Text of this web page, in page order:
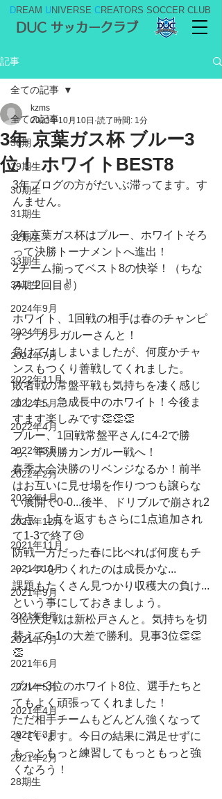
DREAM UNIVERSE CREATORS SOCCER CLUB
DUC サッカークラブ
記事
全ての記事
36期
29期生
30期生
31期生
32期生
33期生
34期生
2024年9月
2024年8月
2024年7月
2022年11月
2022年5月
2022年4月
2022年3月
2022年2月
2022年1月
2021年12月
2021年11月
2021年10月
2021年9月
2021年8月
2021年7月
2021年6月
2021年5月
2021年4月
2021年3月
2021年2月
28期生
全ての記事
3年 京葉ガス杯 ブルー3
位！ ホワイトBEST8
kzms
2023年10月10日 読了時間: 1分
3年ブログの方がだいぶ滞ってます。す
んません。
3年京葉ガス杯はブルー、ホワイトそろ
って決勝トーナメントへ進出！
2チーム揃ってベスト8の快挙！（ちな
みに2回目✌️）
ホワイト、1回戦の相手は春のチャンピ
オン カンガルーさんと！
負けてはしまいましたが、何度かチャ
ンスもつくり善戦してくれました。
敗者戦の常盤平戦も気持ちを凄く感じ
ました。急成長中のホワイト！今後ま
すます楽しみです👏👏👏
ブルー、1回戦常盤平さんに4-2で勝
ち、準決勝カンガルー戦へ！
春季大会決勝のリベンジなるか！前半
はお互いに見せ場を作りつつも譲らな
い展開で0-0...後半、ドリブルで崩され2
失点、1点を返すもさらに1点追加され
て1-3で終了😢
防戦一方だった春に比べれば何度もチ
ャンスをつくれたのは成長かな...
課題もたくさん見つかり収穫大の負け...
という事にしておきましょう。
3位決定戦は新松戸さんと。気持ちを切
替えて6-1の大差で勝利。見事3位👏👏
👏
ブルー3位のホワイト8位、選手たちと
てもよく頑張ってくれました！
ただ相手チームもどんどん強くなって
きています。今日の結果に満足せずに
もっともっと練習してもっともっと強
くなろう！